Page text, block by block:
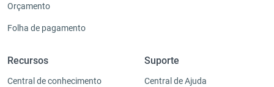
Orçamento
Folha de pagamento
Recursos
Central de conhecimento
Suporte
Central de Ajuda